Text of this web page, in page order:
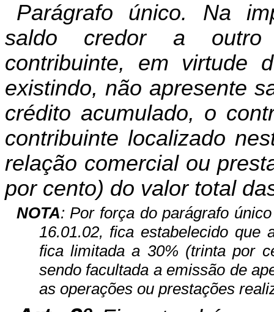
Parágrafo único. Na
saldo credor a outro
contribuinte, em virtude
existindo, não apresente
crédito acumulado, o
contribuinte localizado
relação comercial ou
por cento) do valor total
NOTA: Por força do parágrafo
16.01.02, fica estabelecido
fica limitada a 30% (trinta por
sendo facultada a emissão de
as operações ou prestações